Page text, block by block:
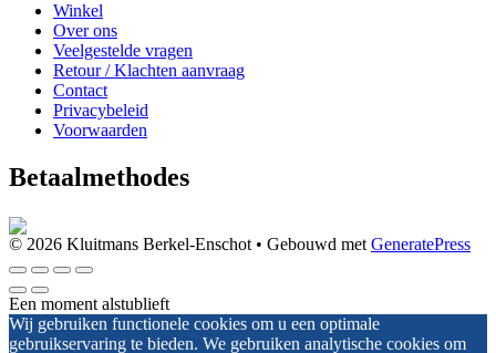
Winkel
Over ons
Veelgestelde vragen
Retour / Klachten aanvraag
Contact
Privacybeleid
Voorwaarden
Betaalmethodes
© 2026 Kluitmans Berkel-Enschot • Gebouwd met GeneratePress
Een moment alstublieft
Wij gebruiken functionele cookies om u een optimale
gebruikservaring te bieden. We gebruiken analytische cookies om